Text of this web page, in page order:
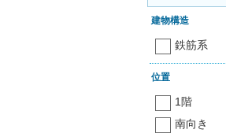
建物構造
鉄筋系
位置
1階
南向き